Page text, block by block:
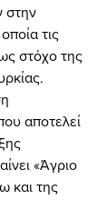
στην
τις
στόχο της
αποτελεί
«Άγριο
και της